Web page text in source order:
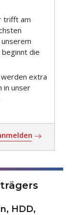
trifft am
beginnt die
extra
in unser
HDD,